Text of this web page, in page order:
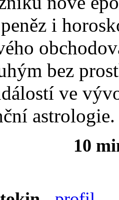
i
bez
ve
astrologie.
10